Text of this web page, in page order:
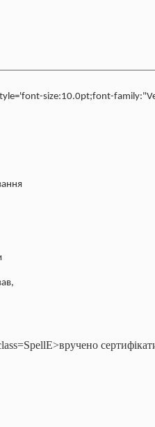
size:10.0pt;font-